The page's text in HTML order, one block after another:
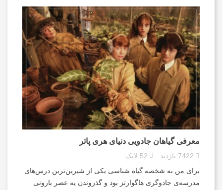
معرفی گیاهان جادویی دنیای هری پاتر
7422 بازدید 52 لایک
برای من به شخصه گیاه شناسی یکی از شیرین‌ترین درس‌های
مدرسه‌ی جادوگری هاگوارتز بود و گذروندن یه عصر بارونی